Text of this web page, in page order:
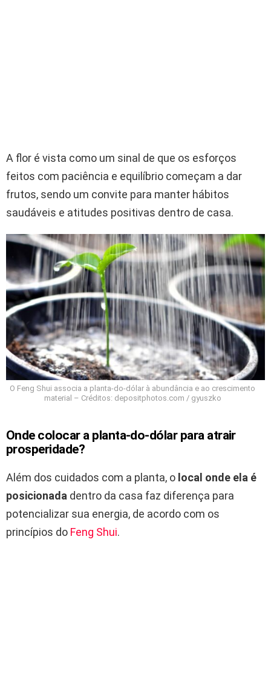
A flor é vista como um sinal de que os esforços
feitos com paciência e equilíbrio começam a dar
frutos, sendo um convite para manter hábitos
saudáveis e atitudes positivas dentro de casa.
O Feng Shui associa a planta-do-dólar à abundância e ao crescimento
material – Créditos: depositphotos.com / gyuszko
Onde colocar a planta-do-dólar para atrair
prosperidade?
Além dos cuidados com a planta, o local onde ela é
posicionada dentro da casa faz diferença para
potencializar sua energia, de acordo com os
princípios do Feng Shui.